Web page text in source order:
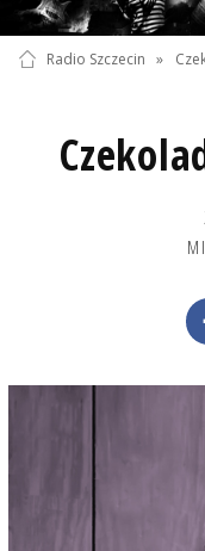
Radio Szczecin »